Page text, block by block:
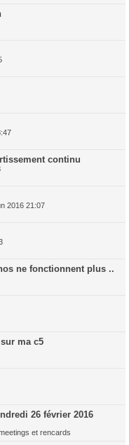
continu
2016 21:07
ne fonctionnent plus ..
ma c5
26 février 2016
et rencards